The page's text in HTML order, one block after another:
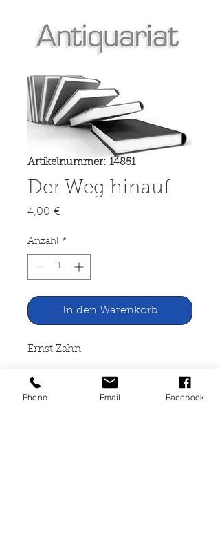
Artikelnummer: 14851
Der Weg hinauf
4,00 €Preis
Anzahl *
In den Warenkorb
Ernst Zahn
Der Weg hinauf
Phone Email Facebook